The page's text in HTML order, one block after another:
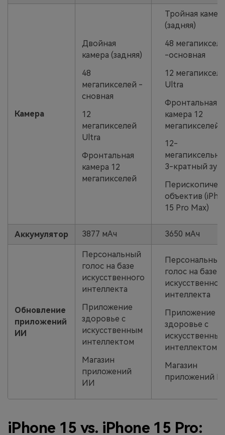
Камера
Двойная
камера (задняя)
48
мегапикселей -
сновная
12
мегапикселей
Ultra
Фронтальная
камера 12
мегапикселей
Тройная
(задняя)
48
-основная
12
Ultra
Фронтальная
камера 12
мегапикселей
12-
3-кратный зум
объектив
15 Pro Max)
Аккумулятор 3877 мАч 3650 мАч
Обновление
приложений
ИИ
Персональный
голос на базе
искусственного
интеллекта
Приложение
здоровье с
искусственным
интеллектом
Магазин
приложений
ИИ
Персональный
голос на базе
интеллекта
Приложение
здоровье с
искусственным
интеллектом
Магазин
приложений
iPhone 15 vs. iPhone 15 Pro: